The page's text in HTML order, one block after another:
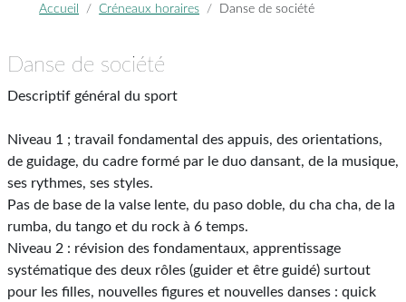
Accueil Créneaux horaires Danse de société
Danse de société
Descriptif général du sport
Niveau 1 ; travail fondamental des appuis, des orientations,
de guidage, du cadre formé par le duo dansant, de la musique,
ses rythmes, ses styles.
Pas de base de la valse lente, du paso doble, du cha cha, de la
rumba, du tango et du rock à 6 temps.
Niveau 2 : révision des fondamentaux, apprentissage
systématique des deux rôles (guider et être guidé) surtout
pour les filles, nouvelles figures et nouvelles danses : quick